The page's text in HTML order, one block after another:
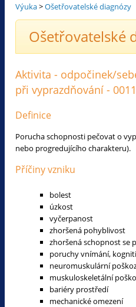
Výuka>Ošetřovatelské diagnózy
Ošetřovatelské
Aktivita - odpočinek/
při vyprazdňování -
Definice
Porucha schopnosti pečovat o
nebo progredujícího charakteru).
Příčiny vzniku
bolest
úzkost
vyčerpanost
zhoršená pohyblivost
zhoršená schopnost se
poruchy vnímání,
neuromuskulární
muskuloskeletální
bariéry prostředí
mechanické omezení